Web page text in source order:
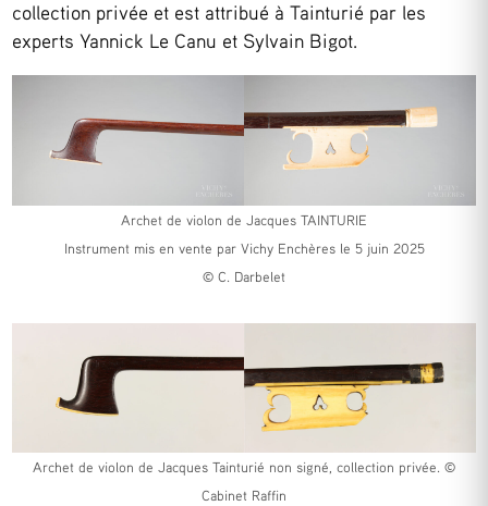
collection privée et est attribué à Tainturié par les
experts Yannick Le Canu et Sylvain Bigot.
Archet de violon de Jacques TAINTURIE
Instrument mis en vente par Vichy Enchères le 5 juin 2025
© C. Darbelet
Archet de violon de Jacques Tainturié non signé, collection privée. ©
Cabinet Raffin